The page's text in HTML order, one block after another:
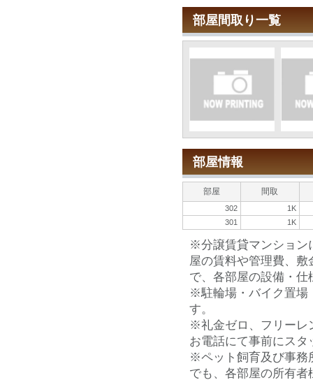
部屋間取り一覧
部屋情報
部屋 間取
302
1K
301
1K
※分譲賃貸マンション
屋の賃料や管理費、
で、各部屋の設備・
※駐輪場・バイク置場
す。
※礼金ゼロ、フリーレ
お電話にて事前にス
※ペット飼育及び事務
でも、各部屋の所有